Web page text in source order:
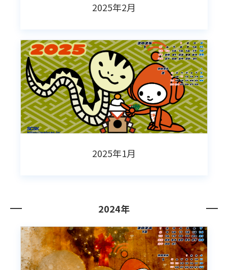
2025年2月
2025年1月
2024年